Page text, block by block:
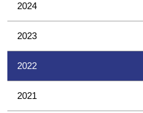
2024
2023
2022
2021